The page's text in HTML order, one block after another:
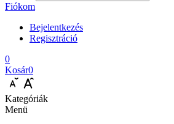
Fiókom
Bejelentkezés
Regisztráció
0
Kosár0
Kategóriák
Menü